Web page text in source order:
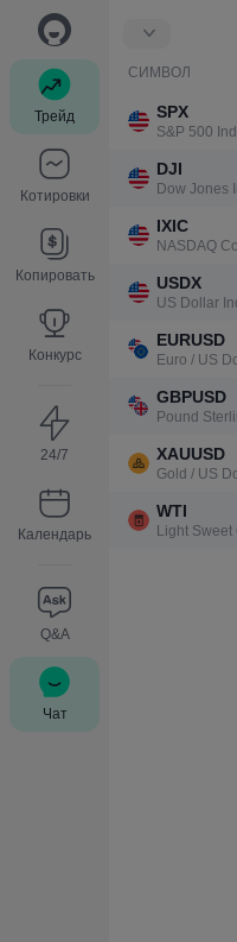
Трейд
Котировки
Копировать
Конкурс
24/7
Календарь
Q&A
Чат
СИМВОЛ
SPX
S&P 500
DJI
Dow Jones
IXIC
NASDAQ
USDX
US Dollar
EURUSD
Euro / US
GBPUSD
Pound
XAUUSD
Gold / US
WTI
Light Sweet